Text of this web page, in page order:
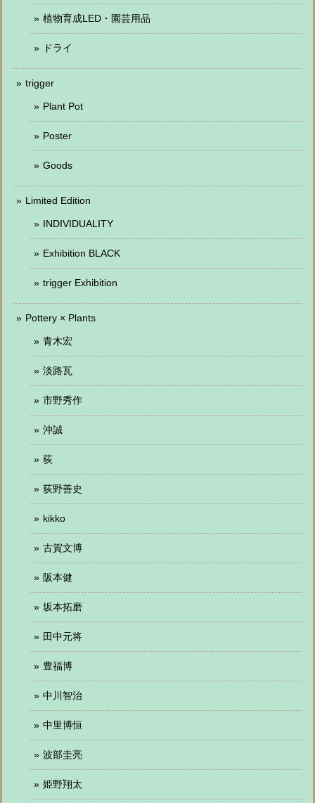
植物育成LED・園芸用品
ドライ
trigger
Plant Pot
Poster
Goods
Limited Edition
INDIVIDUALITY
Exhibition BLACK
trigger Exhibition
Pottery × Plants
青木宏
淡路瓦
市野秀作
沖誠
荻
荻野善史
kikko
古賀文博
阪本健
坂本拓磨
田中元将
豊福博
中川智治
中里博恒
波部圭亮
姫野翔太